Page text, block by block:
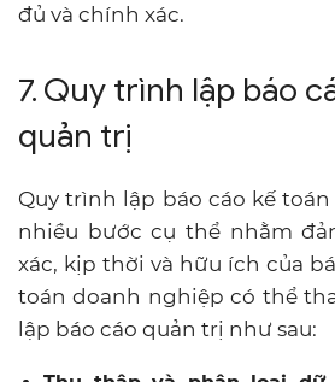
đủ và chính xác.
7. Quy trình lập báo
quản trị
Quy trình lập báo cáo kế
nhiều bước cụ thể nhằm
xác, kịp thời và hữu ích của
toán doanh nghiệp có thể
lập báo cáo quản trị như sau: